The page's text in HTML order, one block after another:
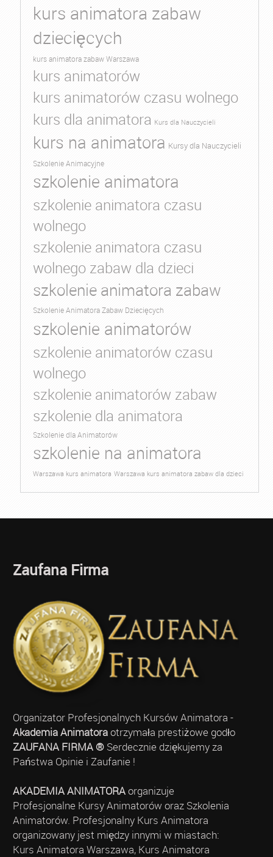
kurs animatora zabaw
dziecięcych
kurs animatora zabaw Warszawa
kurs animatorów
kurs animatorów czasu wolnego
kurs dla animatora Kurs dla Nauczycieli
kurs na animatora Kursy dla Nauczycieli
Szkolenie Animacyjne
szkolenie animatora
szkolenie animatora czasu
wolnego
szkolenie animatora czasu
wolnego zabaw dla dzieci
szkolenie animatora zabaw
Szkolenie Animatora Zabaw Dziecięcych
szkolenie animatorów
szkolenie animatorów czasu
wolnego
szkolenie animatorów zabaw
szkolenie dla animatora
Szkolenie dla Animatorów
szkolenie na animatora
Warszawa kurs animatora Warszawa kurs animatora zabaw dla dzieci
Zaufana Firma
Organizator Profesjonalnych Kursów Animatora -
Akademia Animatoraotrzymała prestiżowe godło
ZAUFANA FIRMA ®Serdecznie dziękujemy za
Państwa Opinie i Zaufanie !
AKADEMIA ANIMATORAorganizuje
Profesjonalne Kursy Animatorów oraz Szkolenia
Animatorów. Profesjonalny Kurs Animatora
organizowany jest między innymi w miastach:
Kurs Animatora Warszawa, Kurs Animatora